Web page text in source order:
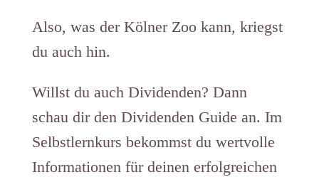
Also, was der Kölner Zoo kann, kriegst
du auch hin.
Willst du auch Dividenden? Dann
schau dir den Dividenden Guide an. Im
Selbstlernkurs bekommst du wertvolle
Informationen für deinen erfolgreichen